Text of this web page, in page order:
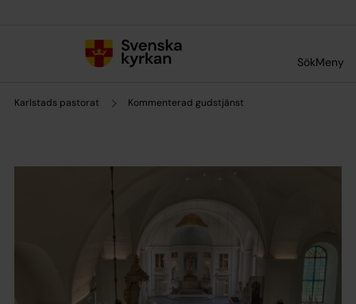
SökMeny
Karlstads pastorat Kommenterad gudstjänst